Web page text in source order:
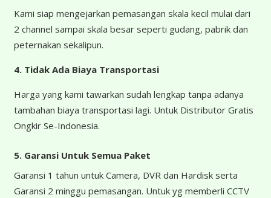
Kami siap mengejarkan pemasangan skala kecil mulai dari
2 channel sampai skala besar seperti gudang, pabrik dan
peternakan sekalipun.
4. Tidak Ada Biaya Transportasi
Harga yang kami tawarkan sudah lengkap tanpa adanya
tambahan biaya transportasi lagi. Untuk Distributor Gratis
Ongkir Se-Indonesia.
5. Garansi Untuk Semua Paket
Garansi 1 tahun untuk Camera, DVR dan Hardisk serta
Garansi 2 minggu pemasangan. Untuk yg memberli CCTV